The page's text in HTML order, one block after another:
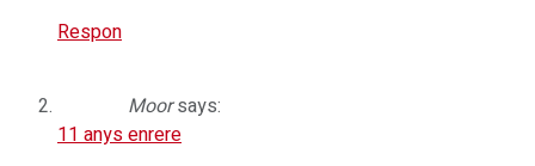
Respon
Moor says:
11 anys enrere